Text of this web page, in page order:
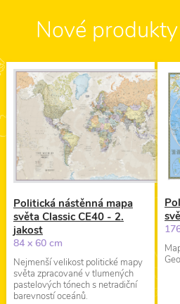
Nové
Politická nástěnná mapa
světa Classic CE40 - 2.
jakost
84 x 60 cm
Nejmenší velikost politické mapy
světa zpracované v tlumených
pastelových tónech s netradiční
barevností oceánů.